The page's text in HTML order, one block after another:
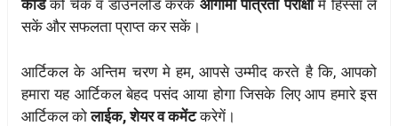
कार्डको चेक व डाउनलोड करके आगामी पात्रता परीक्षामे हिस्सा ले
सकें और सफलता प्राप्त कर सकें।
आर्टिकल के अन्तिम चरण मे हम, आपसे उम्मीद करते है कि, आपको
हमारा यह आर्टिकल बेहद पसंद आया होगा जिसके लिए आप हमारे इस
आर्टिकल कोलाईक, शेयर व कमेंटकरेगें।